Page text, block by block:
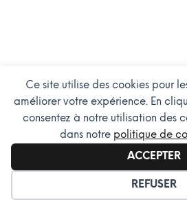
Ce site utilise des cookies pour
améliorer votre expérience. En
consentez à notre utilisation des
dans notre politique de
ACCEPTER
REFUSER
GÉRER LES COOKIES